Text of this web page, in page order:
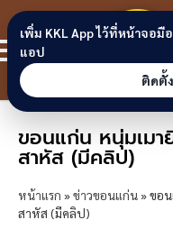
Skip to content
ขอนแก่น หนุ่มเมา
สาหัส (มีคลิป)
หน้าแรก »ข่าวขอนแก่น»ขอน
สาหัส (มีคลิป)
เพิ่ม KKL App ไว้ที่หน้าจอมื
แอป
ติดตั้